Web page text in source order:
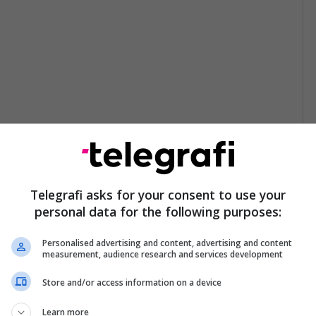
Telegrafi asks for your consent to use your
personal data for the following purposes:
Personalised advertising and content, advertising and content
measurement, audience research and services development
Store and/or access information on a device
Learn more